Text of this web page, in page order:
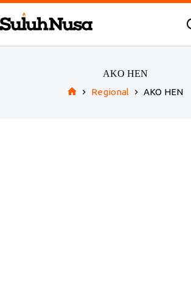
Skip
to
content
AKO HEN
Regional AKO HEN